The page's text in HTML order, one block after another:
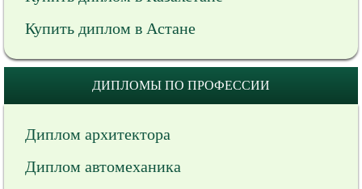
Купить диплом в Астане
ДИПЛОМЫ ПО ПРОФЕССИИ
Диплом архитектора
Диплом автомеханика